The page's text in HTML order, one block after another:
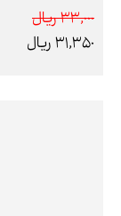
33,000 ريال
31,350 ريال